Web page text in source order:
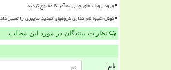
ورود روبات های چینی به آمریکا ممنوع گردید
گوگل شیوه نام گذاری گروههای تهدید سایبری را تغییر داد ION برای ایران و RELIC برای روسیه
نظرات بینندگان در مورد این مطلب
نام: